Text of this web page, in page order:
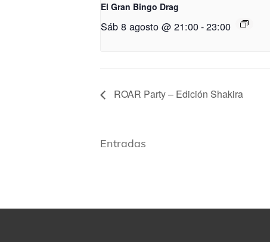
El Gran Bingo Drag
Sáb 8 agosto @ 21:00-23:00
ROAR Party – Edición Shakira
Entradas